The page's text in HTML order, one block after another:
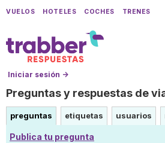
VUELOS HOTELES COCHES TRENES
Iniciar sesión →
Preguntas y respuestas de
preguntas etiquetas usuarios
Publica tu pregunta